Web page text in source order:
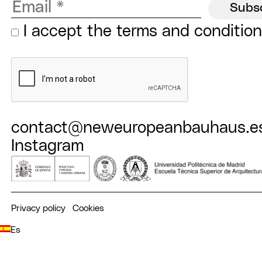
I accept the terms and
Instagram
Privacy policy Cookies
Es